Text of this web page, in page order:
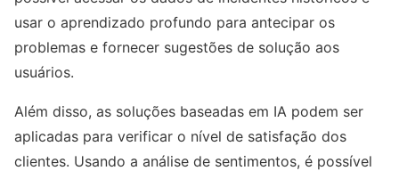
usar o aprendizado profundo para antecipar os
problemas e fornecer sugestões de solução aos
usuários.
Além disso, as soluções baseadas em IA podem ser
aplicadas para verificar o nível de satisfação dos
clientes. Usando a análise de sentimentos, é possível